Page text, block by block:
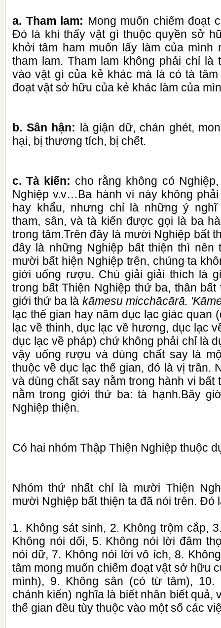
a. Tham lam: Mong muốn chiếm đoạt
Đó là khi thấy vật gì thuộc quyền sở
khởi tâm ham muốn lấy làm của mình
tham lam. Tham lam không phải chỉ là
vào vật gì của kẻ khác mà là có tà tâm
đoạt vật sở hữu của kẻ khác làm của
b. Sân hận: là giận dữ, chán ghét,
hại, bị thương tích, bị chết.
c. Tà kiến: cho rằng không có
Nghiệp v.v…Ba hành vi này không
hay khẩu, nhưng chỉ là những ý
tham, sân, và tà kiến được gọi là ba
trong tâm.Trên đây là mười Nghiệp bất
đây là những Nghiệp bất thiện thì nên
mười bất hiện Nghiệp trên, chúng ta
giới uống rượu. Chú giải giải thích là
trong bất Thiện Nghiệp thứ ba, thân bất
giới thứ ba là kāmesu micchācārā.
lạc thế gian hay năm dục lạc giác quan
lạc về thinh, dục lạc về hương, dục lạc
dục lạc về pháp) chứ không phải chỉ là
vậy uống rượu và dùng chất say là
thuộc về dục lạc thế gian, đó là vị trần.
và dùng chất say nằm trong hành vi bất
nằm trong giới thứ ba: tà hạnh.Bây
Nghiệp thiện.
Có hai nhóm Thập Thiện Nghiệp thuộc
Nhóm thứ nhất chỉ là mười Thiện
mười Nghiệp bất thiện ta đã nói trên. Đó
1. Không sát sinh, 2. Không trộm cắp,
Không nói dối, 5. Không nói lời đâm
nói dữ, 7. Không nói lời vô ích, 8.
tâm mong muốn chiếm đoạt vật sở hữu
mình), 9. Không sân (có từ tâm), 10.
chánh kiến) nghĩa là biết nhân biết quả,
thế gian đều tùy thuộc vào một số các